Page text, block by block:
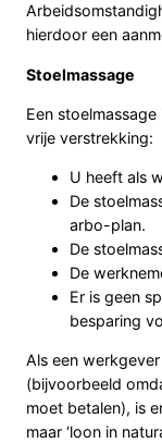
hierdoor een
Stoelmassage
Een
vrije verstrekking:
U heeft als
De
arbo-plan.
De
De
Er is geen
besparing
Als een
(bijvoorbeeld
moet betalen), is
maar ‘loon in